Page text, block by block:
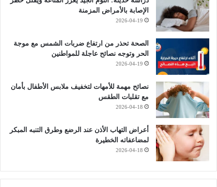
الإصابة بالأمراض المزمنة
2026-04-19
الصحة تحذر من ارتفاع ضربات الشمس مع موجة
الحر وتوجه نصائح عاجلة للمواطنين
2026-04-19
نصائح مهمة للأمهات لتخفيف ملابس الأطفال بأمان
مع تقلبات الطقس
2026-04-18
أعراض التهاب الأذن عند الرضع وطرق التنبه المبكر
لمضاعفاته الخطيرة
2026-04-18